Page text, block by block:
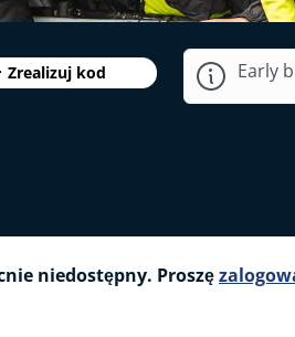
Zrealizuj kod Early
niedostępny. Proszę